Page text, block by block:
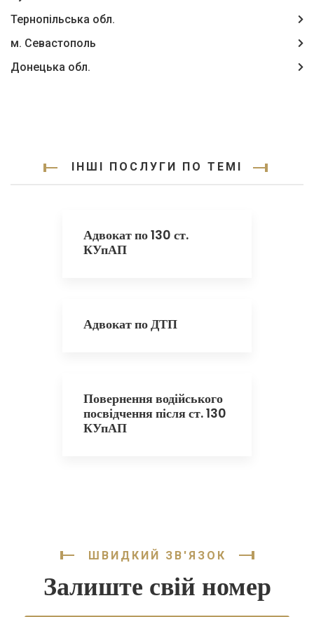
Тернопільська обл.
м. Севастополь
Донецька обл.
ІНШІ ПОСЛУГИ ПО ТЕМІ
Адвокат по 130 ст.
КУпАП
Адвокат по ДТП
Повернення водійського
посвідчення після ст. 130
КУпАП
ШВИДКИЙ ЗВ'ЯЗОК
Залиште свій номер